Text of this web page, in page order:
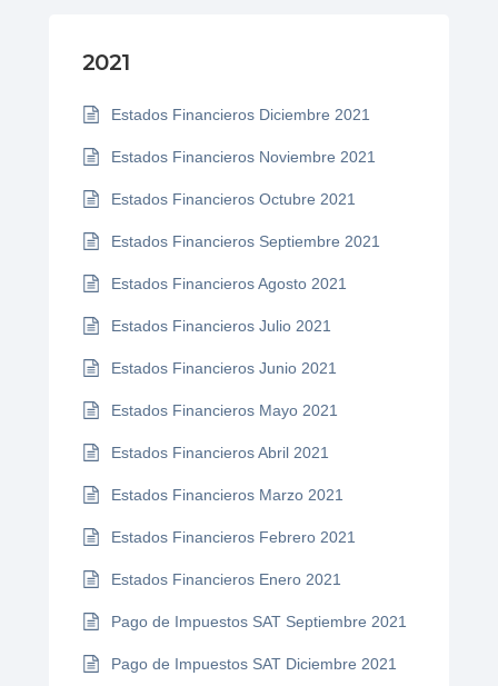
2021
Estados Financieros Diciembre 2021
Estados Financieros Noviembre 2021
Estados Financieros Octubre 2021
Estados Financieros Septiembre 2021
Estados Financieros Agosto 2021
Estados Financieros Julio 2021
Estados Financieros Junio 2021
Estados Financieros Mayo 2021
Estados Financieros Abril 2021
Estados Financieros Marzo 2021
Estados Financieros Febrero 2021
Estados Financieros Enero 2021
Pago de Impuestos SAT Septiembre 2021
Pago de Impuestos SAT Diciembre 2021